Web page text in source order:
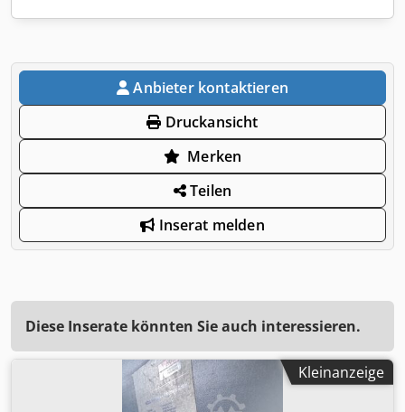
Anbieter kontaktieren
Druckansicht
Merken
Teilen
Inserat melden
Diese Inserate könnten Sie auch interessieren.
Kleinanzeige